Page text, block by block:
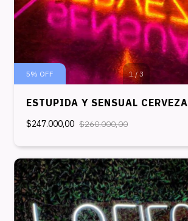
1/ 3
5% OFF
ESTUPIDA Y SENSUAL CERVEZA
$247.000,00 $260.000,00